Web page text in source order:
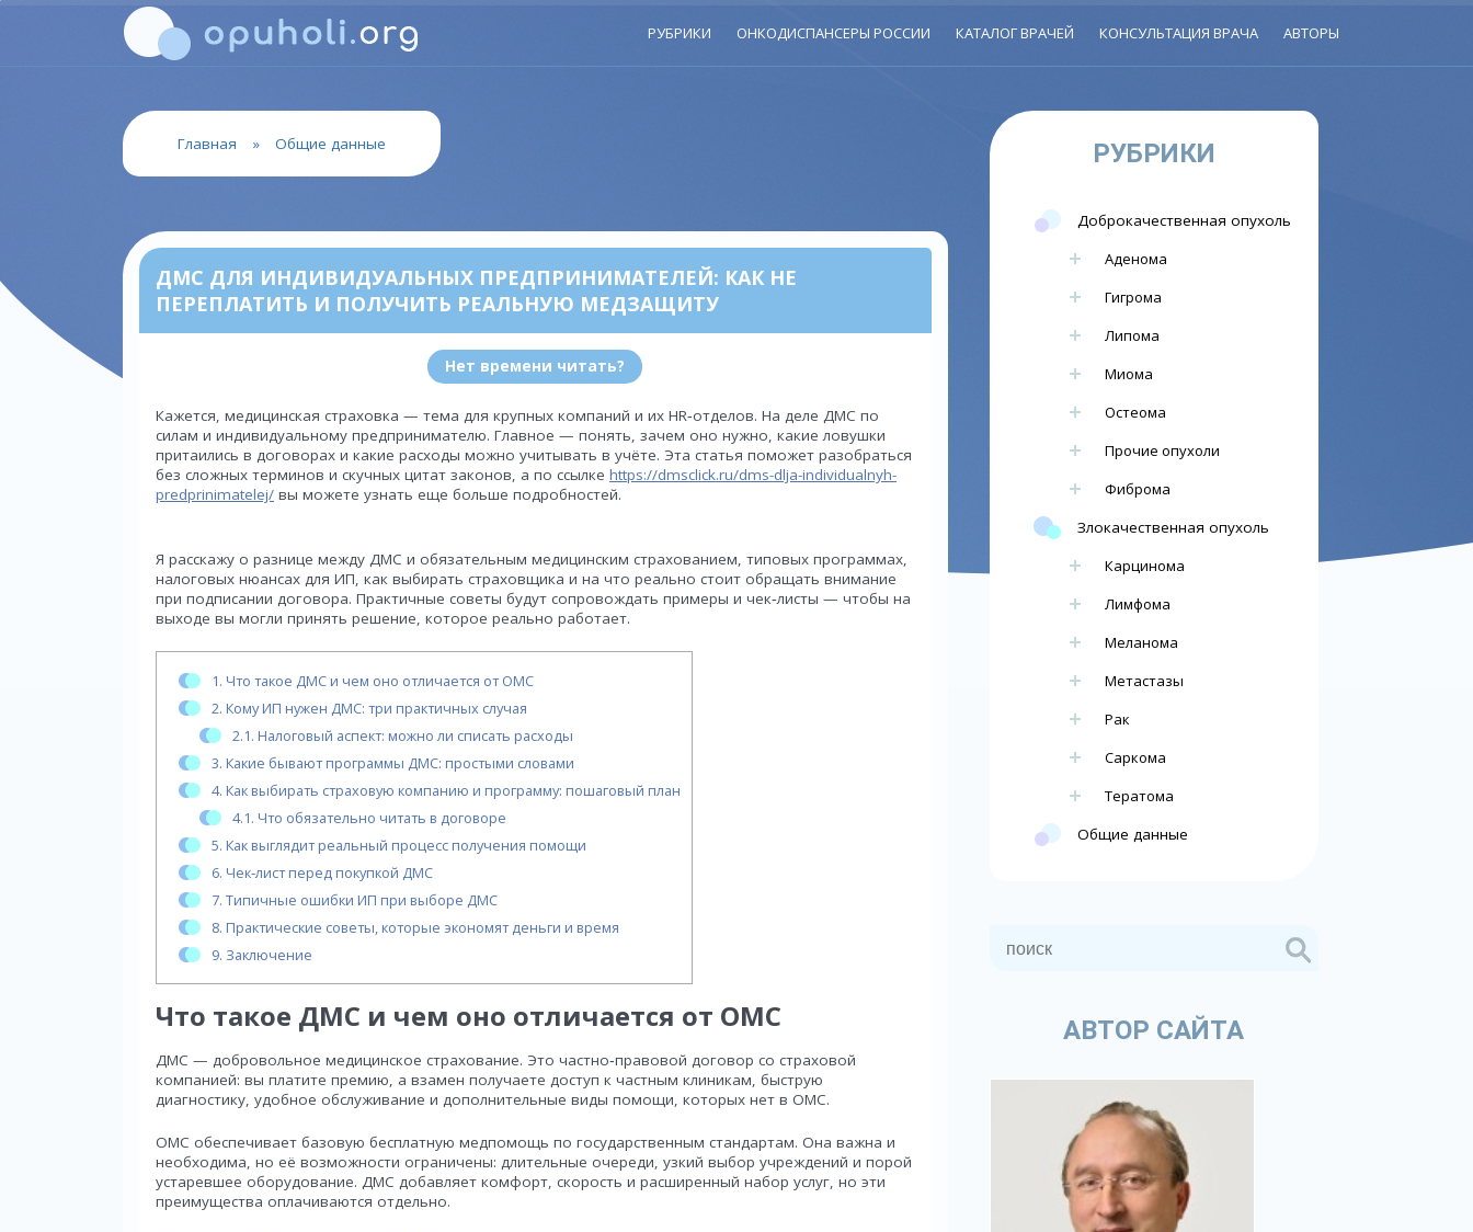
РУБРИКИ ОНКОДИСПАНСЕРЫ РОССИИ КАТАЛОГ ВРАЧЕЙ КОНСУЛЬТАЦИЯ ВРАЧА АВТОРЫ
Главная » Общие данные
ДМС ДЛЯ ИНДИВИДУАЛЬНЫХ ПРЕДПРИНИМАТЕЛЕЙ: КАК НЕ
ПЕРЕПЛАТИТЬ И ПОЛУЧИТЬ РЕАЛЬНУЮ МЕДЗАЩИТУ
Нет времени читать?
Кажется, медицинская страховка — тема для крупных компаний и их HR‑отделов. На деле ДМС по
силам и индивидуальному предпринимателю. Главное — понять, зачем оно нужно, какие ловушки
притаились в договорах и какие расходы можно учитывать в учёте. Эта статья поможет разобраться
без сложных терминов и скучных цитат законов, а по ссылке https://dmsclick.ru/dms-dlja-individualnyh-
predprinimatelej/ вы можете узнать еще больше подробностей.
Я расскажу о разнице между ДМС и обязательным медицинским страхованием, типовых программах,
налоговых нюансах для ИП, как выбирать страховщика и на что реально стоит обращать внимание
при подписании договора. Практичные советы будут сопровождать примеры и чек‑листы — чтобы на
выходе вы могли принять решение, которое реально работает.
1. Что такое ДМС и чем оно отличается от ОМС
2. Кому ИП нужен ДМС: три практичных случая
2.1. Налоговый аспект: можно ли списать расходы
3. Какие бывают программы ДМС: простыми словами
4. Как выбирать страховую компанию и программу: пошаговый план
4.1. Что обязательно читать в договоре
5. Как выглядит реальный процесс получения помощи
6. Чек‑лист перед покупкой ДМС
7. Типичные ошибки ИП при выборе ДМС
8. Практические советы, которые экономят деньги и время
9. Заключение
Что такое ДМС и чем оно отличается от ОМС
ДМС — добровольное медицинское страхование. Это частно‑правовой договор со страховой
компанией: вы платите премию, а взамен получаете доступ к частным клиникам, быструю
диагностику, удобное обслуживание и дополнительные виды помощи, которых нет в ОМС.
ОМС обеспечивает базовую бесплатную медпомощь по государственным стандартам. Она важна и
необходима, но её возможности ограничены: длительные очереди, узкий выбор учреждений и порой
устаревшее оборудование. ДМС добавляет комфорт, скорость и расширенный набор услуг, но эти
преимущества оплачиваются отдельно.
РУБРИКИ
Доброкачественная опухоль
Аденома
Гигрома
Липома
Миома
Остеома
Прочие опухоли
Фиброма
Злокачественная опухоль
Карцинома
Лимфома
Меланома
Метастазы
Рак
Саркома
Тератома
Общие данные
АВТОР САЙТА